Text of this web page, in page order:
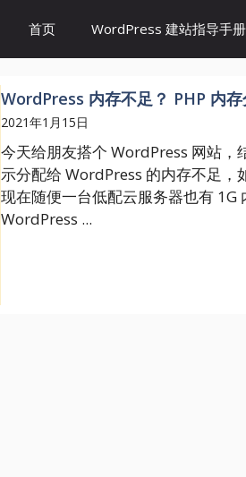
首页 WordPress 建站指导手册
WordPress 内存不足？ PHP 内存
2021年1月15日
今天给朋友搭个 WordPress 网站，
示分配给 WordPress 的内存不足，
现在随便一台低配云服务器也有 1G
WordPress ...